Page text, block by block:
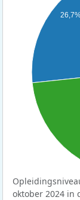
oktober 2024 in